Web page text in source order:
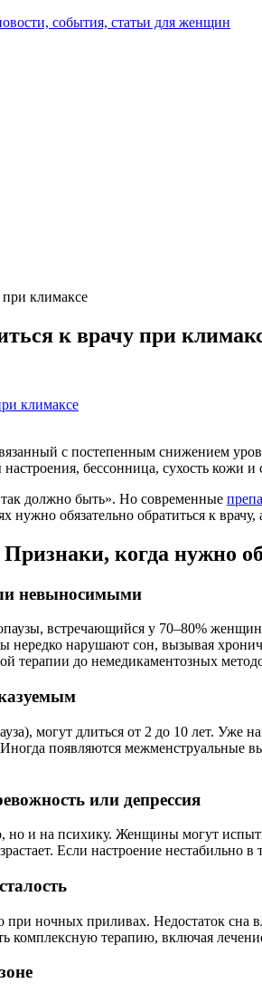
события, статьи для женщин
при климаксе
к врачу при
с постепенным снижением
бессонница, сухость кожи
должно быть». Но современные
обязательно обратиться к врачу,
Признаки, когда нужно
невыносимыми
встречающийся у 70–80%
нарушают сон, вызывая
терапии до немедикаментозных
могут длиться от 2 до 10 лет. Уже
появляются
или депрессия
но и на психику. Женщины могут
Если настроение
ночных приливах. Недостаток сна
комплексную терапию, включая